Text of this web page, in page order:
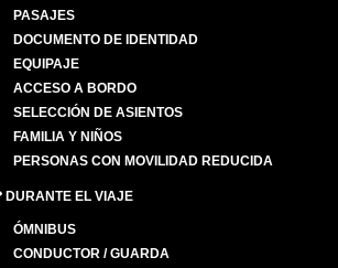
PASAJES
DOCUMENTO DE IDENTIDAD
EQUIPAJE
ACCESO A BORDO
SELECCIÓN DE ASIENTOS
FAMILIA Y NIÑOS
PERSONAS CON MOVILIDAD REDUCIDA
DURANTE EL VIAJE
ÓMNIBUS
CONDUCTOR / GUARDA